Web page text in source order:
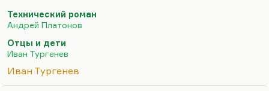
И кстати, великое дело сделал бы тот, кто
написал бы хорошую работу, сравнивающую
мировоззрение Платонова и Заболоцкого —
людей необычайно близких. Незнакомых,
Технический роман
Андрей Платонов
Отцы и дети
Иван Тургенев
Иван Тургенев